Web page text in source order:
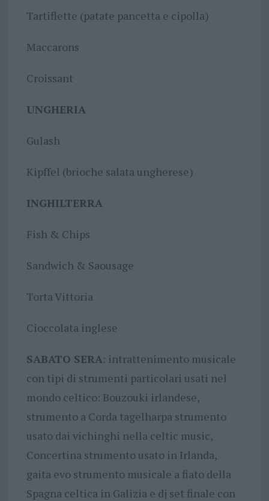
Tartiflette (patate pancetta e cipolla)
Maccarons
Croissant
UNGHERIA
Gulash
Kipffel (brioche salata ungherese)
INGHILTERRA
Fish & Chips
Sandwich & Saousage
Torta Vittoria
Cioccolata inglese
SABATO SERA: intrattenimento musicale
con tipi di strumenti particolari usati nel
mondo celtico: Bouzouki irlandese,
strumento a Corda tagelharpa strumento
usato dai vichinghi nella celtic music,
Concertina strumento usato in Irlanda,
gaita evo strumento musicale a fiato della
Spagna celtica in Galizia e dj set finale con